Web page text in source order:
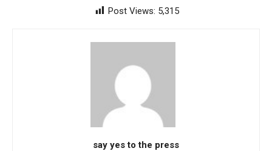
Post Views: 5,315
say yes to the press